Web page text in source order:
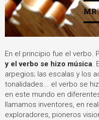
MR
En el principio fue el verbo.
y el verbo se hizo música.
arpegios; las escalas y los
tonalidades... el verbo se
en este mundo en
llamamos inventores, en
exploradores, pioneros